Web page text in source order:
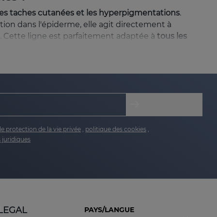
taches cutanées et les hyperpigmentations.
dans l'épiderme, elle agit directement à
ligne est parfaitement adaptée à tous les
nous avons également trouvé des facteurs
fréquents, on trouve :
protection de la vie privée politique des cookies
juridiques
PAYS/LANGUE